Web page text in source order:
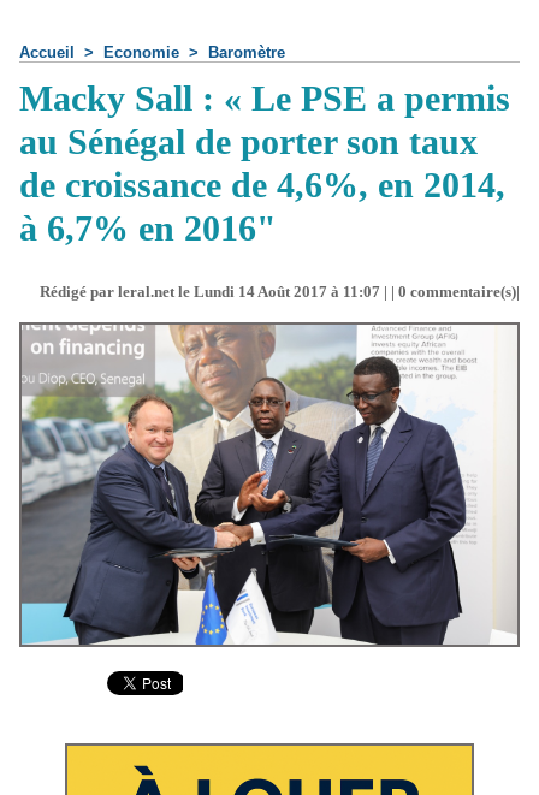
Accueil > Economie > Baromètre
Macky Sall : « Le PSE a permis
au Sénégal de porter son taux
de croissance de 4,6%, en 2014,
à 6,7% en 2016"
Rédigé par leral.net le Lundi 14 Août 2017 à 11:07 | | 0 commentaire(s)|